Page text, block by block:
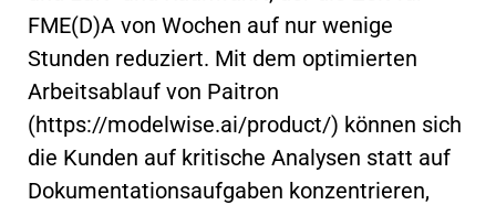
FME(D)A von Wochen auf nur wenige
Stunden reduziert. Mit dem optimierten
Arbeitsablauf von Paitron
(https://modelwise.ai/product/) können sich
die Kunden auf kritische Analysen statt auf
Dokumentationsaufgaben konzentrieren,